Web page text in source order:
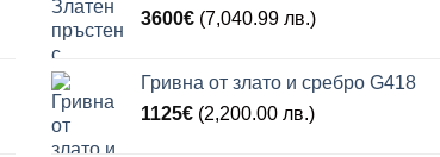
3600€ (7,040.99 лв.)
Гривна от злато и сребро G418
1125€ (2,200.00 лв.)